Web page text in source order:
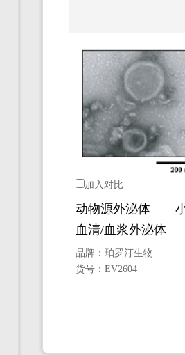
加入对比
动物源外泌体——
血清/血浆外泌体
品牌： 珀罗汀生物
货号： EV2604